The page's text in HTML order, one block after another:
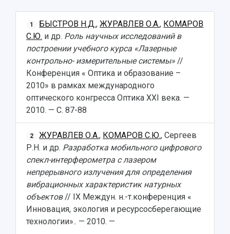
1 БЫСТРОВ Н.Д.,ЖУРАВЛЕВ О.А., КОМАРОВ
С.Ю. и др. Роль научных исследований в
построении учебного курса «Лазерные
контрольно- измерительные системы» //
Конференция « Оптика и образование –
2010» в рамках международного
оптического конгресса Оптика XXI века. —
2010. — С. 87-88
2 ЖУРАВЛЕВ О.А., КОМАРОВ С.Ю., Сергеев
Р.Н. и др. Разработка мобильного цифрового
спекл-интерферометра с лазером
непрерывного излучения для определения
вибрационных характеристик натурных
объектов// IX Междун. н.-т.конференция «
Инновация, экология и ресурсосберегающие
технологии».. — 2010. —